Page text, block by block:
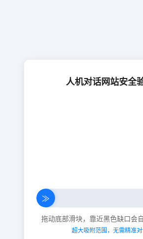
人机对话网站安全
≫
拖动底部滑块，靠近黑色缺口会
超大吸附范围，无需精准